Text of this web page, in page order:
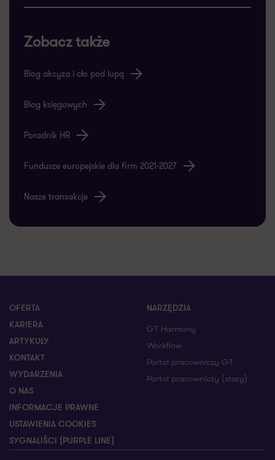
Zobacz także
Blog akcyza i cło pod lupą
Blog księgowych
Poradnik HR
Fundusze europejskie dla firm 2021-2027
Nasze transakcje
OFERTA
KARIERA
ARTYKUŁY
KONTAKT
WYDARZENIA
O NAS
INFORMACJE PRAWNE
USTAWIENIA COOKIES
SYGNALIŚCI (PURPLE LINE)
NARZĘDZIA
GT Harmony
Workflow
Portal pracowniczy GT
Portal pracowniczy (stary)